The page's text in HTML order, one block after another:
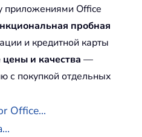
приложениями Office
пробная
и кредитной карты
и качества —
с покупкой отдельных
Office...